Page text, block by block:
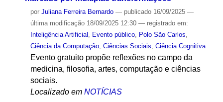
por Juliana Ferreira Bernardo — publicado16/09/2025 —
última modificação18/09/2025 12:30 — registrado em:
Inteligência Artificial
Evento público, Polo São Carlos
Ciência da Computação, Ciências Sociais Ciência Cognitiva
Evento gratuito propõe reflexões no campo da
medicina, filosofia, artes, computação e ciências
sociais.
Localizado em NOTÍCIAS